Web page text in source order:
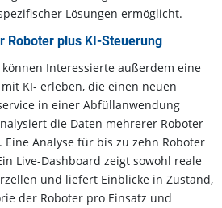
Lösungen ermöglicht.
Roboter plus KI-Steuerung
Interessierte außerdem eine
KI- erleben, die einen neuen
in einer Abfüllanwendung
die Daten mehrerer Roboter
Analyse für bis zu zehn Roboter
Live-Dashboard zeigt sowohl reale
und liefert Einblicke in Zustand,
der Roboter pro Einsatz und